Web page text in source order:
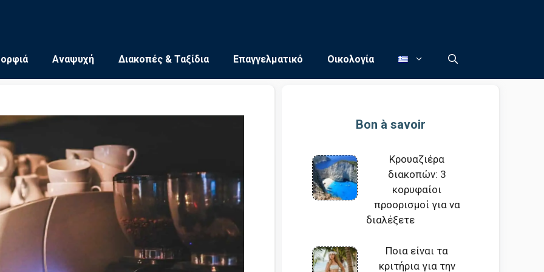
Αναψυχή Διακοπές & Ταξίδια Επαγγελματικό Οικολογία
Bon à savoir
Κρουαζιέρα
διακοπών: 3
κορυφαίοι
προορισμοί για να
διαλέξετε
Ποια είναι τα
κριτήρια για την